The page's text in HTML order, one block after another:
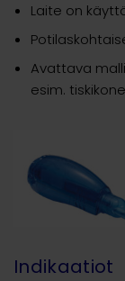
Laite on
Avattava
esim.
Indikaatiot